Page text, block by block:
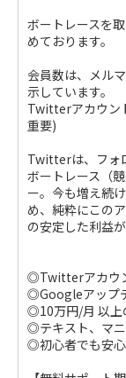
ボートレースを
めております。
会員数は、メル
示しています。
Twitterアカウン
重要)
Twitterは、フォ
ボートレース（
ー。今も増え続
め、純粋にこの
の安定した利益が
◎Twitterアカウ
◎Googleアップ
◎10万円/月 以上
◎テキスト、マ
◎初心者でも安